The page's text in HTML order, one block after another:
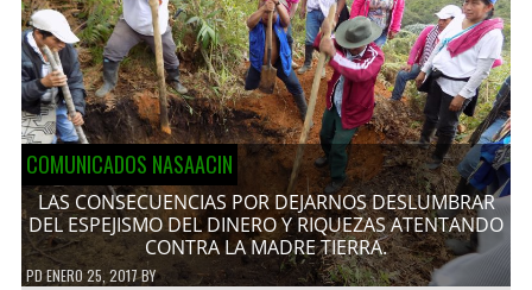
COMUNICADOS NASAACIN
LAS CONSECUENCIAS POR DEJARNOS DESLUMBRAR
DEL ESPEJISMO DEL DINERO Y RIQUEZAS ATENTANDO
CONTRA LA MADRE TIERRA.
PDENERO 25, 2017BY